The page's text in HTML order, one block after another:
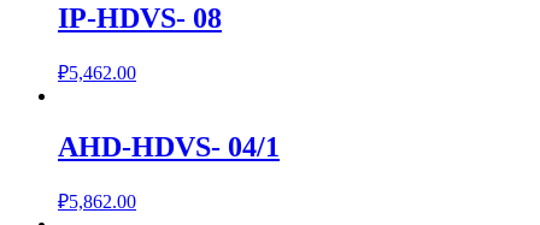
IP-HDVS- 08
₽5,462.00
AHD-HDVS- 04/1
₽5,862.00